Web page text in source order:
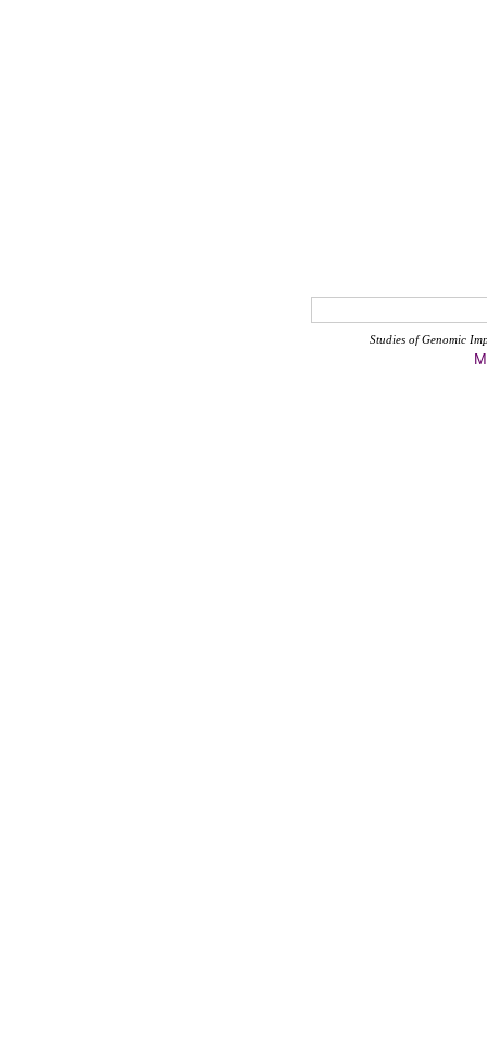
Studies of Genomic